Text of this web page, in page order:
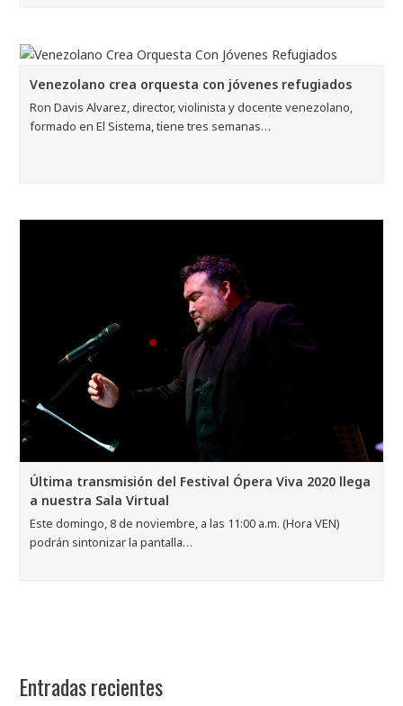
Venezolano crea orquesta con jóvenes refugiados
Ron Davis Alvarez, director, violinista y docente venezolano,
formado en El Sistema, tiene tres semanas…
Última transmisión del Festival Ópera Viva 2020 llega
a nuestra Sala Virtual
Este domingo, 8 de noviembre, a las 11:00 a.m. (Hora VEN)
podrán sintonizar la pantalla…
Entradas recientes